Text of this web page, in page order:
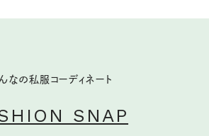
なの私服コーディネート
SNAP